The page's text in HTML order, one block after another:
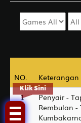
NO. Keterangan
NO. Keterangan
1
Penyair -
Rembulan
Klik Sini